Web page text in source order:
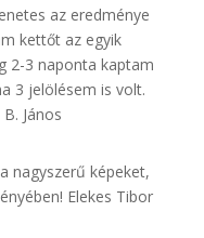
az eredménye
kettőt az egyik
2-3 naponta kaptam
3 jelölésem is volt.
János
nagyszerű képeket,
Elekes Tibor